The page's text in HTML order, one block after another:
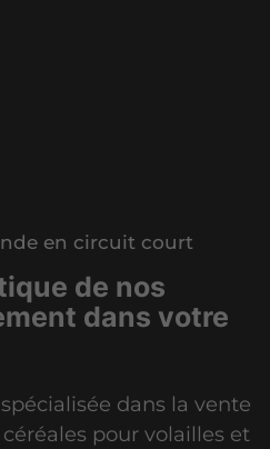
en circuit court
de nos
dans votre
dans la vente
pour volailles et